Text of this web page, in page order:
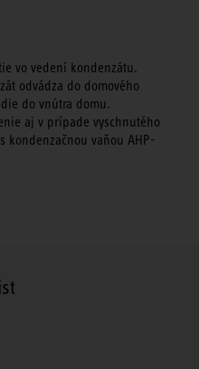
vo vedení kondenzátu.
odvádza do domového
do vnútra domu.
aj v prípade vyschnutého
kondenzačnou vaňou AHP-